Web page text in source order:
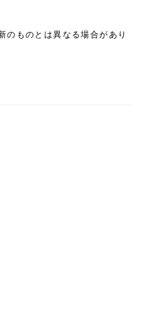
のものとは異なる場合があり